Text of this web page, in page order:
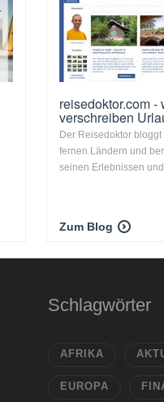
reisedoktor.com -
verschreiben
Der Reisedoktor
fernen Ländern und
seinen Erlebnissen
Zum Blog
Schlagwörter
AFRIKA
EUROPA